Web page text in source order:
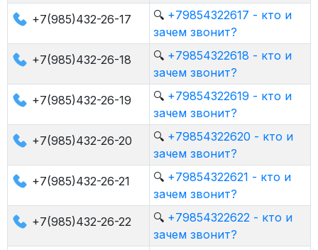
+7(985)432-26-17
🔍 +79854322617 - кто и
зачем звонит?
+7(985)432-26-18
🔍 +79854322618 - кто и
зачем звонит?
+7(985)432-26-19
🔍 +79854322619 - кто и
зачем звонит?
+7(985)432-26-20
🔍 +79854322620 - кто и
зачем звонит?
+7(985)432-26-21
🔍 +79854322621 - кто и
зачем звонит?
+7(985)432-26-22
🔍 +79854322622 - кто и
зачем звонит?